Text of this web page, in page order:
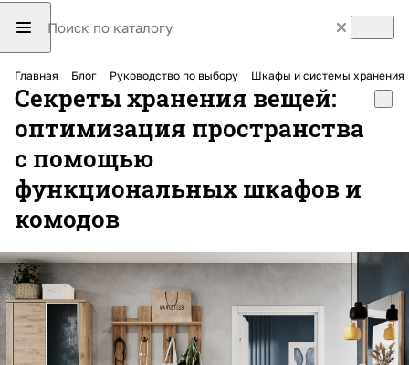
Главная Блог Руководство по выбору Шкафы и системы хранения
Секреты хранения вещей:
оптимизация пространства
с помощью
функциональных шкафов и
комодов